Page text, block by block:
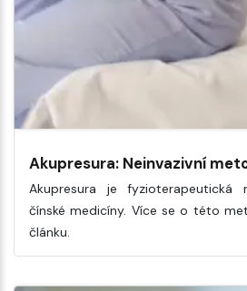
Akupresura: Neinvazivní
Akupresura je fyzioterapeutická
čínské medicíny. Více se o této
článku.